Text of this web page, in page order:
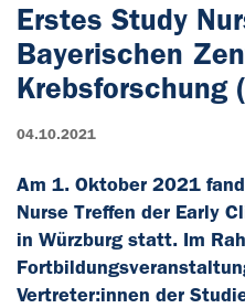
Erstes Study
Bayerischen
Krebsforschung
04.10.2021
Am 1. Oktober 2021
Nurse Treffen der Early
in Würzburg statt. Im
Vertreter:innen der